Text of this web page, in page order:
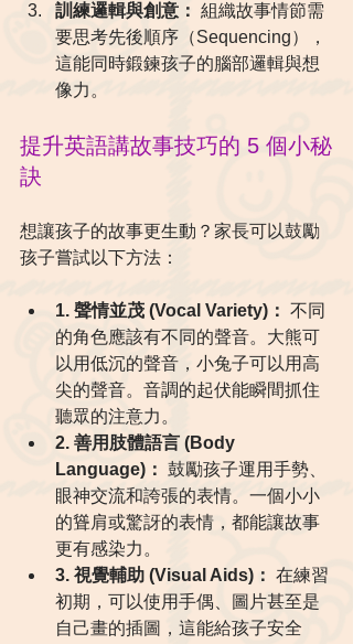
訓練邏輯與創意： 組織故事情節需
要思考先後順序（Sequencing），
這能同時鍛鍊孩子的腦部邏輯與想
像力。
提升英語講故事技巧的 5 個小秘
訣
想讓孩子的故事更生動？家長可以鼓勵
孩子嘗試以下方法：
1. 聲情並茂 (Vocal Variety)： 不同
的角色應該有不同的聲音。大熊可
以用低沉的聲音，小兔子可以用高
尖的聲音。音調的起伏能瞬間抓住
聽眾的注意力。
2. 善用肢體語言 (Body
Language)： 鼓勵孩子運用手勢、
眼神交流和誇張的表情。一個小小
的聳肩或驚訝的表情，都能讓故事
更有感染力。
3. 視覺輔助 (Visual Aids)： 在練習
初期，可以使用手偶、圖片甚至是
自己畫的插圖，這能給孩子安全